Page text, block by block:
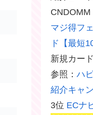
CNDOMM
マジ得フ
ド【最短
新規カー
参照： ハ
紹介キャ
3位 ECナ